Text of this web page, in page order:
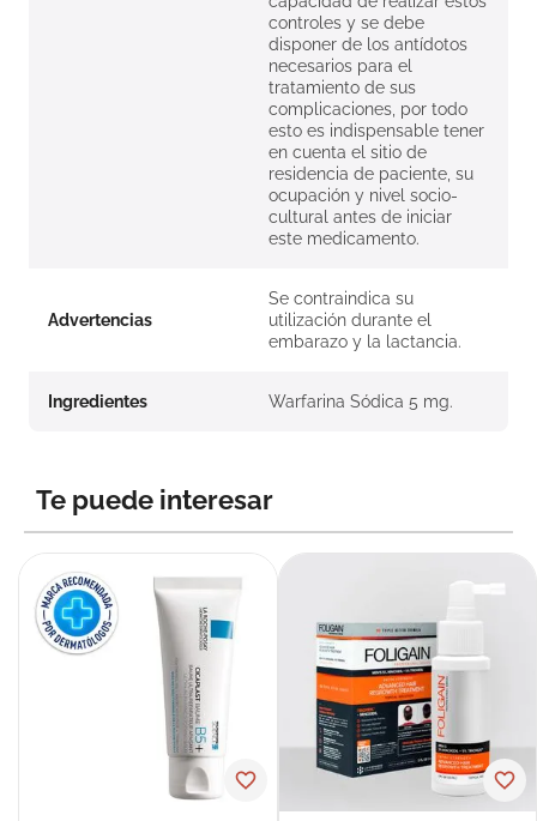
controles y se debe
disponer de los antídotos
necesarios para el
tratamiento de sus
complicaciones, por todo
esto es indispensable tener
en cuenta el sitio de
residencia de paciente, su
ocupación y nivel socio-
cultural antes de iniciar
este medicamento.
Advertencias
Se contraindica su
utilización durante el
embarazo y la lactancia.
Ingredientes Warfarina Sódica 5 mg.
Te puede interesar